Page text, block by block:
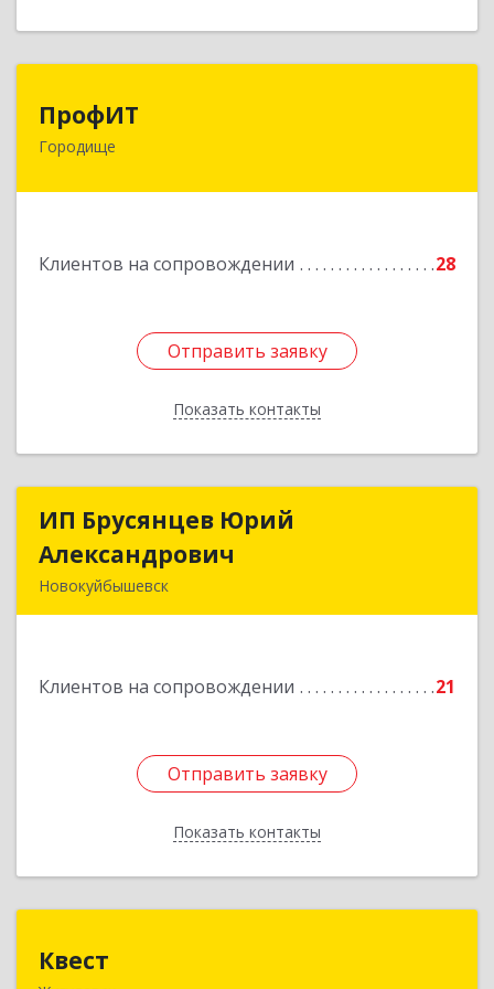
ПрофИТ
Городище
Клиентов на сопровождении 28
Отправить заявку
Показать контакты
442310, Пензенская обл, Городищенский р-н,
Отправить заявку
Назад
ИП Брусянцев Юрий
Александрович
Новокуйбышевск
Клиентов на сопровождении 21
Отправить заявку
Показать контакты
ИП Брусянцев Юрий
Подробнее
Отправить заявку
Назад
Квест